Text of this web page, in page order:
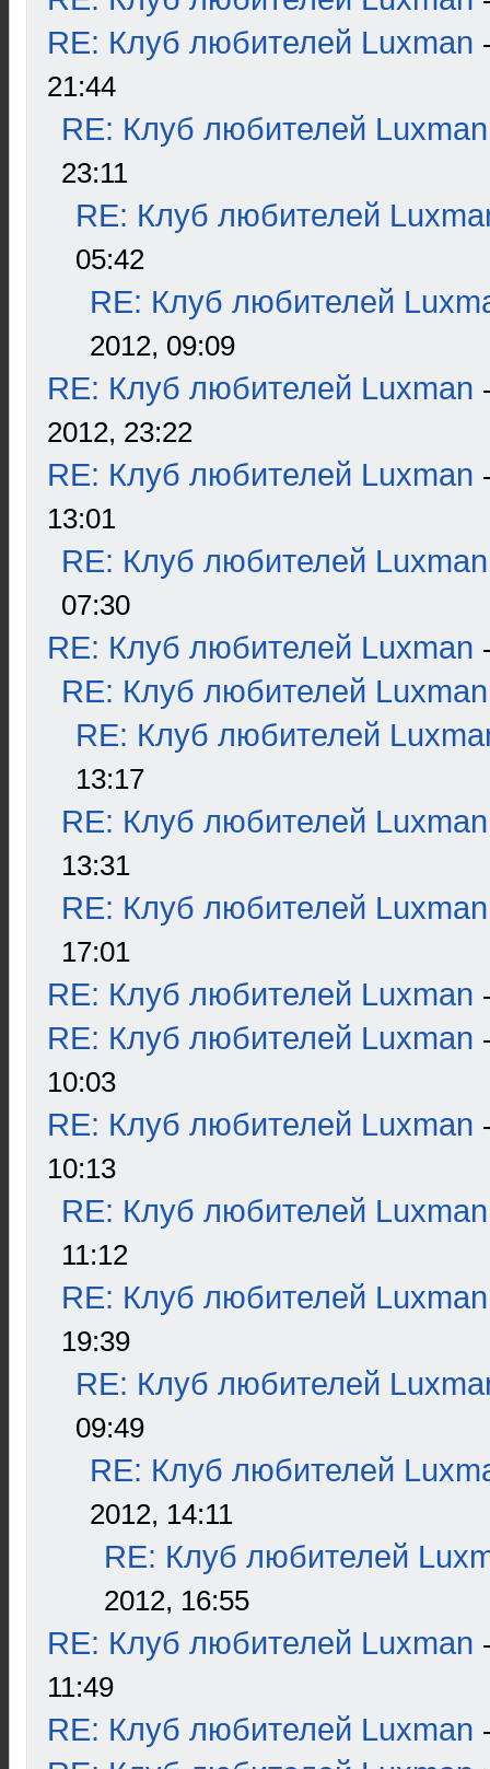
RE: Клуб любителей Luxman
21:44
RE: Клуб любителей Luxman
23:11
RE: Клуб любителей
05:42
RE: Клуб любителей
2012, 09:09
RE: Клуб любителей Luxman
2012, 23:22
RE: Клуб любителей Luxman
13:01
RE: Клуб любителей Luxman
07:30
RE: Клуб любителей Luxman
RE: Клуб любителей Luxman
RE: Клуб любителей
13:17
RE: Клуб любителей Luxman
13:31
RE: Клуб любителей Luxman
17:01
RE: Клуб любителей Luxman
RE: Клуб любителей Luxman
10:03
RE: Клуб любителей Luxman
10:13
RE: Клуб любителей Luxman
11:12
RE: Клуб любителей Luxman
19:39
RE: Клуб любителей
09:49
RE: Клуб любителей
2012, 14:11
RE: Клуб любителей
2012, 16:55
RE: Клуб любителей Luxman
11:49
RE: Клуб любителей Luxman